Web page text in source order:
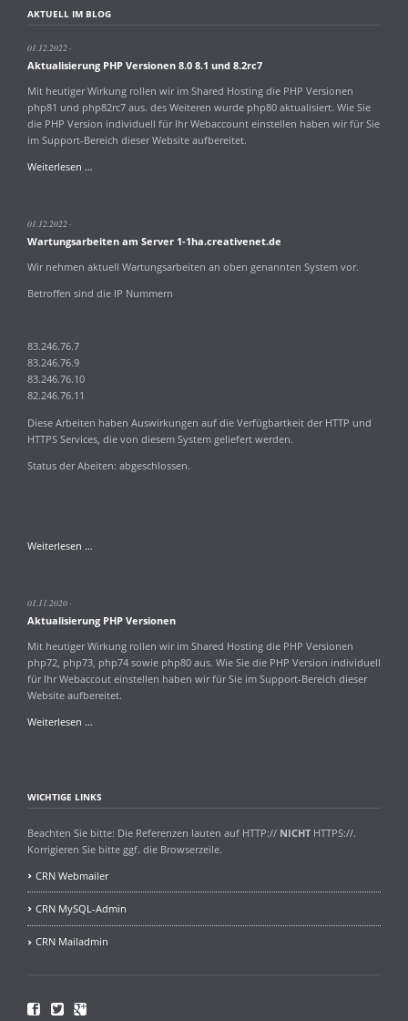
AKTUELL IM BLOG
01.12.2022
Aktualisierung PHP Versionen 8.0 8.1 und 8.2rc7
Mit heutiger Wirkung rollen wir im Shared Hosting die PHP Versionen
php81 und php82rc7 aus. des Weiteren wurde php80 aktualisiert. Wie Sie
die PHP Version individuell für Ihr Webaccount einstellen haben wir für Sie
im Support-Bereich dieser Website aufbereitet.
Weiterlesen …
und
8.2rc7
01.12.2022
Wartungsarbeiten am Server 1-1ha.creativenet.de
Wir nehmen aktuell Wartungsarbeiten an oben genannten System vor.
Betroffen sind die IP Nummern
83.246.76.7
83.246.76.9
83.246.76.10
82.246.76.11
Diese Arbeiten haben Auswirkungen auf die Verfügbartkeit der HTTP und
HTTPS Services, die von diesem System geliefert werden.
Status der Abeiten: abgeschlossen.
Weiterlesen …
01.11.2020
Aktualisierung PHP Versionen
Mit heutiger Wirkung rollen wir im Shared Hosting die PHP Versionen
php72, php73, php74 sowie php80 aus. Wie Sie die PHP Version individuell
für Ihr Webaccout einstellen haben wir für Sie im Support-Bereich dieser
Website aufbereitet.
Weiterlesen …
WICHTIGE LINKS
Beachten Sie bitte: Die Referenzen lauten auf HTTP:// NICHTHTTPS://.
Korrigieren Sie bitte ggf. die Browserzeile.
CRN Webmailer
CRN MySQL-Admin
CRN Mailadmin
Facebook
Twitter